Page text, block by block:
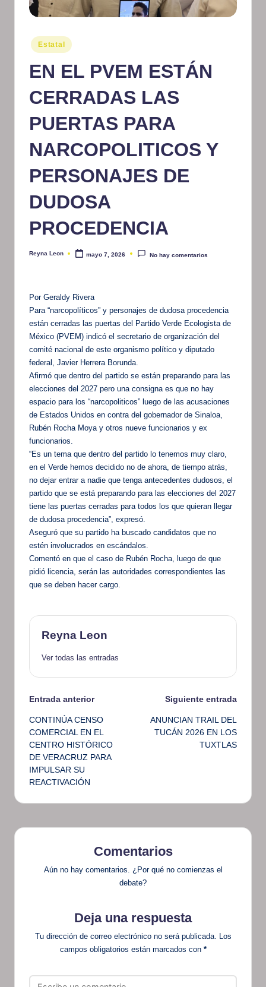
m
at
iv
o
Publicado
en
Estatal
EN EL PVEM ESTÁN
CERRADAS LAS
PUERTAS PARA
NARCOPOLITICOS Y
PERSONAJES DE
DUDOSA
PROCEDENCIA
Publicado
Reyna Leon mayo 7, 2026 No hay comentarios
Por Geraldy Rivera
Para “narcopolíticos” y personajes de dudosa procedencia
están cerradas las puertas del Partido Verde Ecologista de
México (PVEM) indicó el secretario de organización del
comité nacional de este organismo político y diputado
federal, Javier Herrera Borunda.
Afirmó que dentro del partido se están preparando para las
elecciones del 2027 pero una consigna es que no hay
espacio para los “narcopoliticos” luego de las acusaciones
de Estados Unidos en contra del gobernador de Sinaloa,
Rubén Rocha Moya y otros nueve funcionarios y ex
funcionarios.
“Es un tema que dentro del partido lo tenemos muy claro,
en el Verde hemos decidido no de ahora, de tiempo atrás,
no dejar entrar a nadie que tenga antecedentes dudosos, el
partido que se está preparando para las elecciones del 2027
tiene las puertas cerradas para todos los que quieran llegar
de dudosa procedencia”, expresó.
Aseguró que su partido ha buscado candidatos que no
estén involucrados en escándalos.
Comentó en que el caso de Rubén Rocha, luego de que
pidió licencia, serán las autoridades correspondientes las
que se deben hacer cargo.
Reyna Leon
Ver todas las entradas
Navegación
de
entradas
Entrada anterior
CONTINÚA CENSO
COMERCIAL EN EL
CENTRO HISTÓRICO
DE VERACRUZ PARA
IMPULSAR SU
REACTIVACIÓN
Siguiente entrada
ANUNCIAN TRAIL DEL
TUCÁN 2026 EN LOS
TUXTLAS
Comentarios
Aún no hay comentarios. ¿Por qué no comienzas el
debate?
Deja una respuesta
Tu dirección de correo electrónico no será publicada.
Los
campos obligatorios están marcados con *